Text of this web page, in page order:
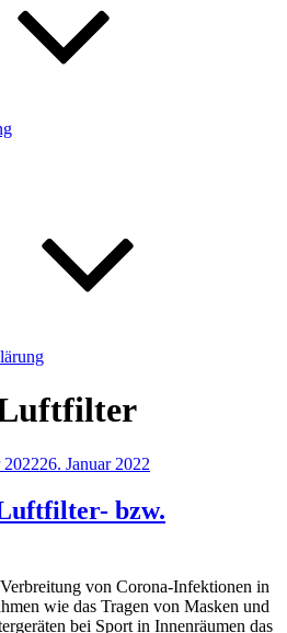
202226. Januar 2022
bzw.
von Corona-Infektionen in
wie das Tragen von Masken und
bei Sport in Innenräumen das